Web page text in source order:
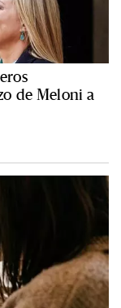
de Meloni a